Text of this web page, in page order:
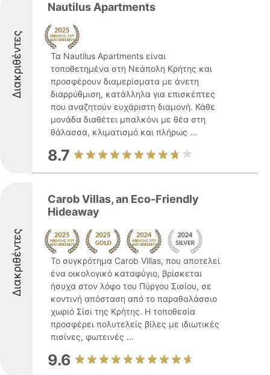
Διακριθέντες
Nautilus Apartments
Τα Nautilus Apartments είναι
τοποθετημένα στη Νεάπολη Κρήτης και
προσφέρουν διαμερίσματα με άνετη
διαρρύθμιση, κατάλληλα για επισκέπτες
που αναζητούν ευχάριστη διαμονή. Κάθε
μονάδα διαθέτει μπαλκόνι με θέα στη
θάλασσα, κλιματισμό και πλήρως ...
8.7
Διακριθέντες
Carob Villas, an Eco-Friendly
Hideaway
Το συγκρότημα Carob Villas, που αποτελεί
ένα οικολογικό καταφύγιο, βρίσκεται
ήσυχα στον λόφο του Πύργου Σισίου, σε
κοντινή απόσταση από το παραθαλάσσιο
χωριό Σίσι της Κρήτης. Η τοποθεσία
προσφέρει πολυτελείς βίλες με ιδιωτικές
πισίνες, φωτεινές ...
9.6